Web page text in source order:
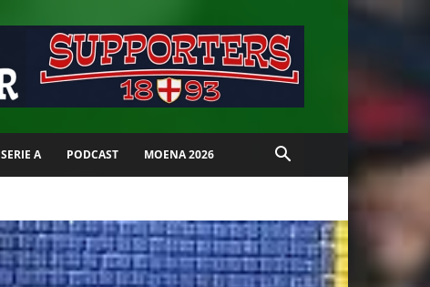
SERIE A PODCAST MOENA 2026